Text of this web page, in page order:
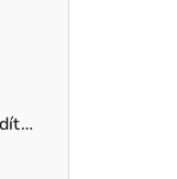
Karabina, 245 cm - Lovecké vodítko (přepínací)